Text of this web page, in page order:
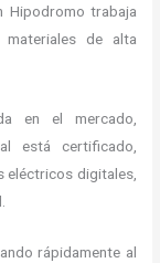
Hipodromo trabaja
materiales de alta
en el mercado,
está certificado,
eléctricos digitales,
rápidamente al